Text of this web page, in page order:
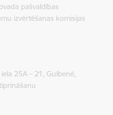
pašvaldības
izvērtēšanas komisijas
25A – 21, Gulbenē,